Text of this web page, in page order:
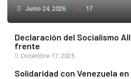
Junio 24, 2026 17
Declaración del Socialismo
frente
Diciembre 17, 2025
Solidaridad con Venezuela